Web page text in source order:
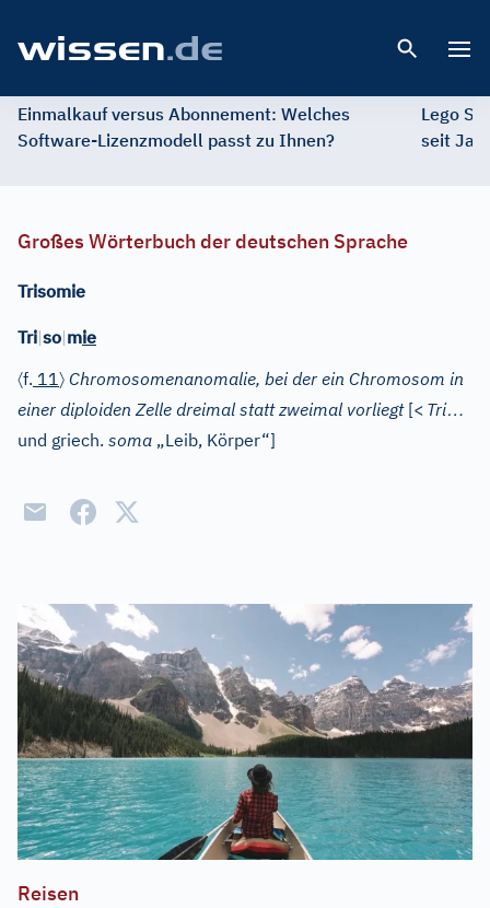
Einmalkauf versus Abonnement: Welches
Software-Lizenzmodell passt zu Ihnen?
Lego
seit
Großes Wörterbuch der deutschen Sprache
Trisomie
Tri|so|mie
〈f. 11〉 Chromosomenanomalie, bei der ein Chromosom in
einer diploiden Zelle dreimal statt zweimal vorliegt[< Tri…
und griech. soma „Leib, Körper“]
Reisen